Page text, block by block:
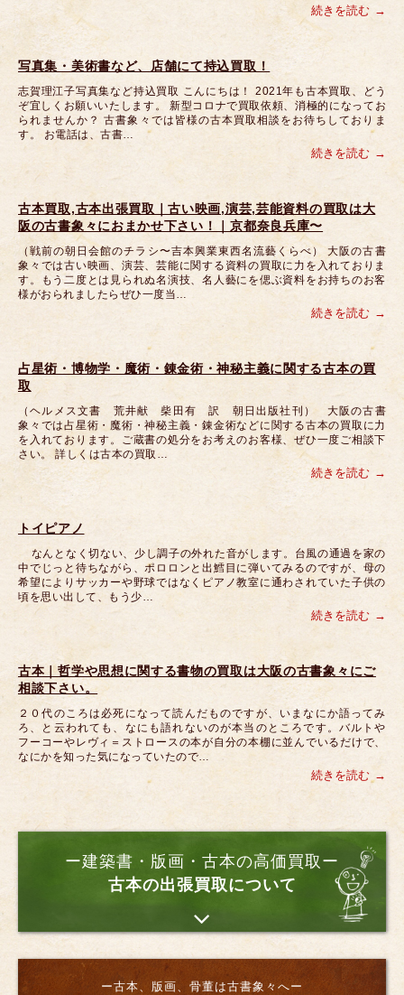
続きを読む
写真集・美術書など、店舗にて持込買取！
志賀理江子写真集など持込買取 こんにちは！ 2021年も古本買取、どう
ぞ宜しくお願いいたします。 新型コロナで買取依頼、消極的になってお
られませんか？ 古書象々では皆様の古本買取相談をお待ちしておりま
す。 お電話は、古書…
続きを読む
古本買取,古本出張買取｜古い映画,演芸,芸能資料の買取は大
阪の古書象々におまかせ下さい！｜京都奈良兵庫〜
（戦前の朝日会館のチラシ〜吉本興業東西名流藝くらべ） 大阪の古書
象々では古い映画、演芸、芸能に関する資料の買取に力を入れておりま
す。もう二度とは見られぬ名演技、名人藝にを偲ぶ資料をお持ちのお客
様がおられましたらぜひ一度当…
続きを読む
占星術・博物学・魔術・錬金術・神秘主義に関する古本の買
取
（ヘルメス文書 荒井献 柴田有 訳 朝日出版社刊） 大阪の古書
象々では占星術・魔術・神秘主義・錬金術などに関する古本の買取に力
を入れております。ご蔵書の処分をお考えのお客様、ぜひ一度ご相談下
さい。 詳しくは古本の買取…
続きを読む
トイピアノ
なんとなく切ない、少し調子の外れた音がします。台風の通過を家の
中でじっと待ちながら、ポロロンと出鱈目に弾いてみるのですが、母の
希望によりサッカーや野球ではなくピアノ教室に通わされていた子供の
頃を思い出して、もう少…
続きを読む
古本｜哲学や思想に関する書物の買取は大阪の古書象々にご
相談下さい。
２０代のころは必死になって読んだものですが、いまなにか語ってみ
ろ、と云われても、なにも語れないのが本当のところです。バルトや
フーコーやレヴィ＝ストロースの本が自分の本棚に並んでいるだけで、
なにかを知った気になっていたので…
続きを読む
ー建築書・版画・古本の高価買取ー
古本の出張買取について
ー古本、版画、骨董は古書象々へー